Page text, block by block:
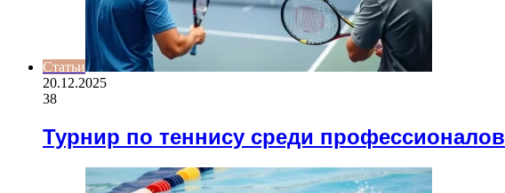
Статьи
20.12.2025
38
Турнир по теннису среди профессионалов